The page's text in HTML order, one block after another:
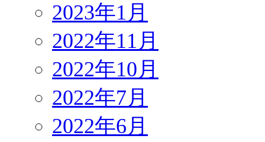
2023年1月
2022年11月
2022年10月
2022年7月
2022年6月